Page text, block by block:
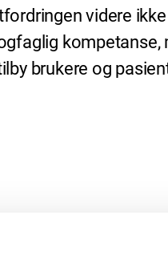
videre
kompetanse,
brukere og